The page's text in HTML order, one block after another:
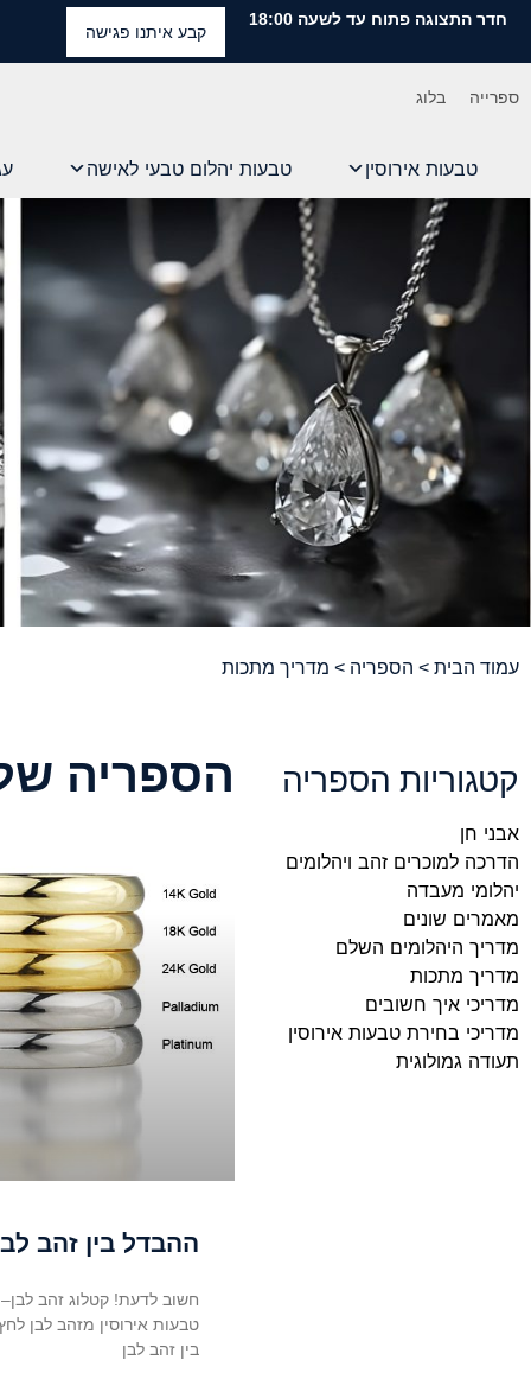
חדר התצוגה פתוח עד לשעה 18:00
קבע איתנו פגישה
ספרייה בלוג
טבעות אירוסין טבעות יהלום טבעי לאישה
עמוד הבית > הספריה > מדריך מתכות
קטגוריות הספריה
אבני חן
הדרכה למוכרים זהב ויהלומים
יהלומי מעבדה
מאמרים שונים
מדריך היהלומים השלם
מדריך מתכות
מדריכי איך חשובים
מדריכי בחירת טבעות אירוסין
תעודה גמולוגית
הספריה
ההבדל בין זהב
חשוב לדעת! קטלוג זהב
טבעות אירוסין מזהב לבן
בין זהב לבן